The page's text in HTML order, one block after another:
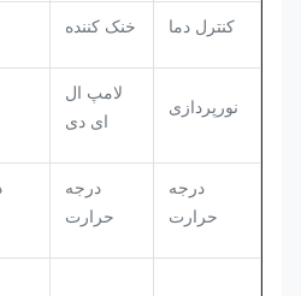
کنترل دما خنک کننده
نورپردازی
لامپ ال
ای دی
درجه
حرارت
درجه
حرارت